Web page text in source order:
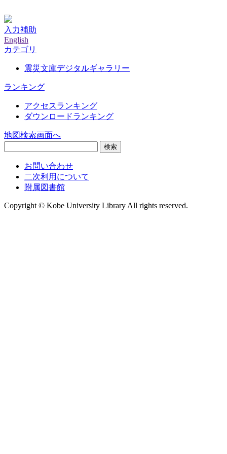
入力補助
English
カテゴリ
震災文庫デジタルギャラリー
ランキング
アクセスランキング
ダウンロードランキング
地図検索画面へ
検索
お問い合わせ
二次利用について
附属図書館
Copyright © Kobe University Library All rights reserved.